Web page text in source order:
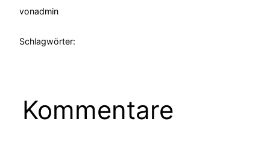
vonadmin
Schlagwörter:
Kommentare